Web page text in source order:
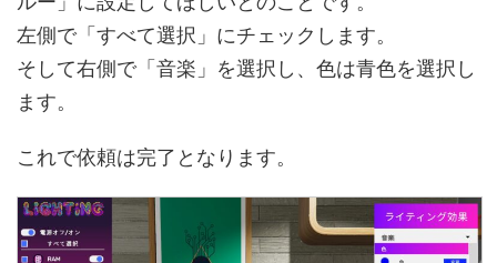
左側で「すべて選択」にチェックします。
そして右側で「音楽」を選択し、色は青色を選択し
ます。
これで依頼は完了となります。